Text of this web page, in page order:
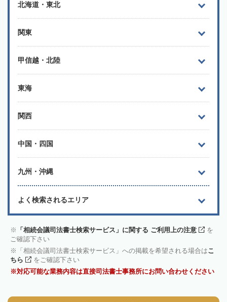
北海道・東北
関東
甲信越・北陸
東海
関西
中国・四国
九州・沖縄
よく検索されるエリア
「相続会議司法書士検索サービス」に関する ご利用上の注意
を
ご確認下さい
「相続会議司法書士検索サービス」への掲載を希望される場合はこ
ちら
をご確認下さい
対応可能な業務内容は直接司法書士事務所にお問い合わせください